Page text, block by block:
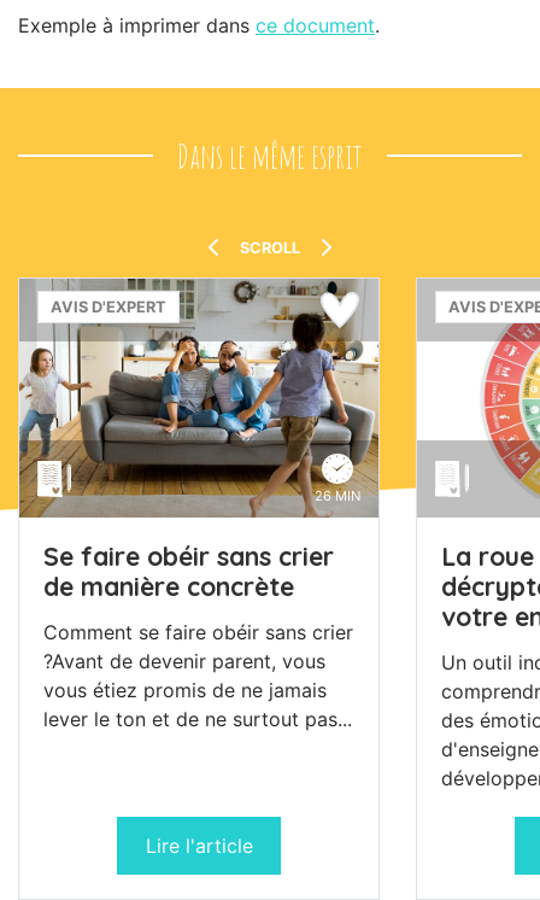
Exemple à imprimer dans ce document.
Dans le même esprit
SCROLL
AVIS D'EXPERT
26 MIN
Se faire obéir sans crier
de manière concrète
Comment se faire obéir sans crier
?Avant de devenir parent, vous
vous étiez promis de ne jamais
lever le ton et de ne surtout pas...
Lire l'article
AVIS
La
votre
Un outil
des